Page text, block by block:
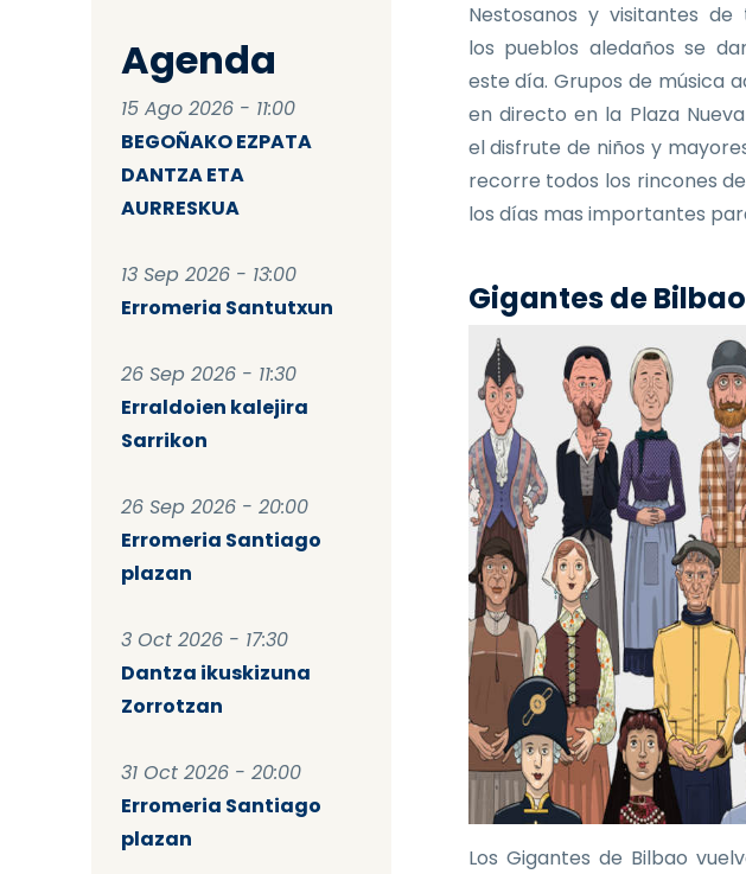
Agenda
15 Ago 2026 - 11:00
BEGOÑAKO EZPATA
DANTZA ETA
AURRESKUA
13 Sep 2026 - 13:00
Erromeria Santutxun
26 Sep 2026 - 11:30
Erraldoien kalejira
Sarrikon
26 Sep 2026 - 20:00
Erromeria Santiago
plazan
3 Oct 2026 - 17:30
Dantza ikuskizuna
Zorrotzan
31 Oct 2026 - 20:00
Erromeria Santiago
plazan
Nestosanos y visitantes de
los pueblos aledaños se
este día. Grupos de música
en directo en la Plaza
el disfrute de niños y
recorre todos los rincones
los días mas importantes
Gigantes de Bilbao
Los Gigantes de Bilbao